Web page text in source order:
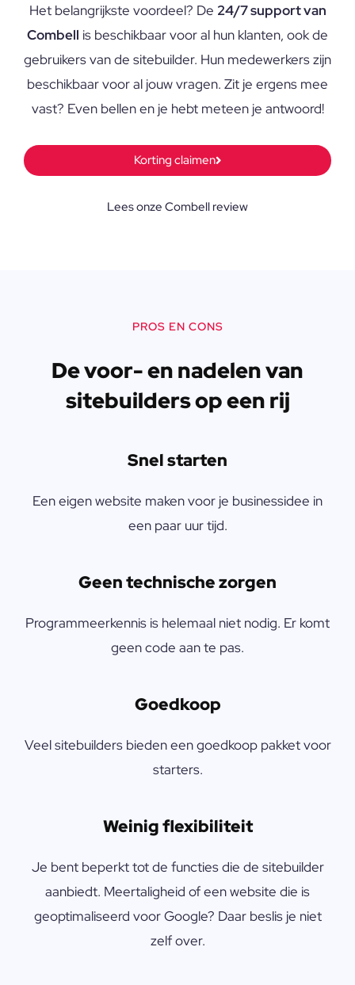
Het belangrijkste voordeel? De 24/7 support van
Combell is beschikbaar voor al hun klanten, ook de
gebruikers van de sitebuilder. Hun medewerkers zijn
beschikbaar voor al jouw vragen. Zit je ergens mee
vast? Even bellen en je hebt meteen je antwoord!
Korting claimen
Lees onze Combell review
PROS EN CONS
De voor- en nadelen van
sitebuilders op een rij
Snel starten
Een eigen website maken voor je businessidee in
een paar uur tijd.
Geen technische zorgen
Programmeerkennis is helemaal niet nodig. Er komt
geen code aan te pas.
Goedkoop
Veel sitebuilders bieden een goedkoop pakket voor
starters.
Weinig flexibiliteit
Je bent beperkt tot de functies die de sitebuilder
aanbiedt. Meertaligheid of een website die is
geoptimaliseerd voor Google? Daar beslis je niet
zelf over.